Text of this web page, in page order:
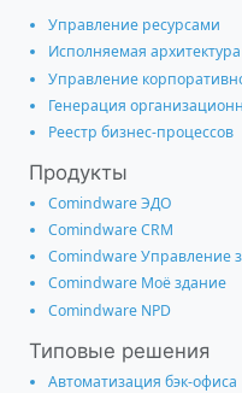
Управление ресурсами
Исполняемая архитектура
Управление
Генерация
Реестр бизнес-процессов
Продукты
Comindware ЭДО
Comindware CRM
Comindware Управление
Comindware Моё здание
Comindware NPD
Типовые решения
Автоматизация бэк-офиса